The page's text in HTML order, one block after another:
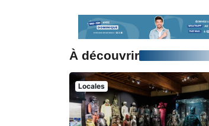
À découvrir
Locales